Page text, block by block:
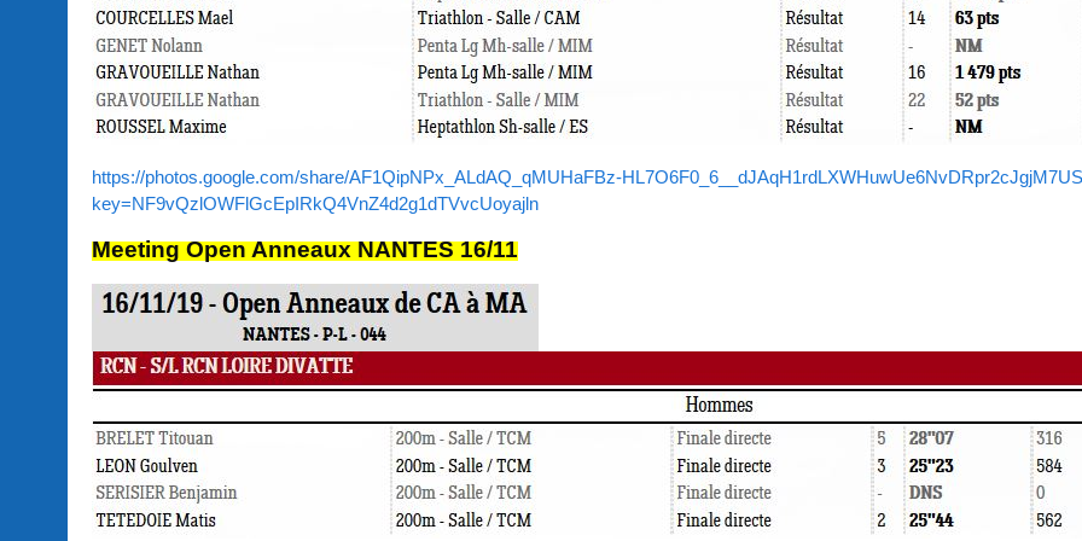
https://photos.google.com/share/AF1QipNPx_ALdAQ_qMUHaFBz-
key=NF9vQzlOWFlGcEpIRkQ4VnZ4d2g1dTVvcUoyajln
Meeting Open Anneaux NANTES 16/11